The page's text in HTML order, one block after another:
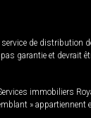
de distribution
garantie et devrait
immobiliers
» appartiennent